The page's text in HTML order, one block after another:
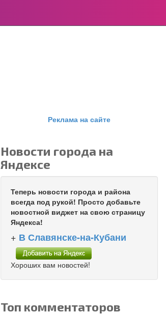
Реклама на сайте
Новости города на
Яндексе
Теперь новости города и района
всегда под рукой! Просто добавьте
новостной виджет на свою страницу
Яндекса!
+ В Славянске-на-Кубани
Хороших вам новостей!
Топ комментаторов